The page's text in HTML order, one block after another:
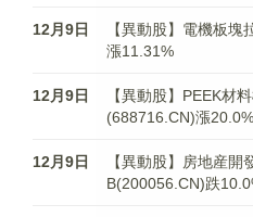
12月9日
【異動股】電機板
漲11.31%
12月9日
【異動股】PEEK材
(688716.CN)漲20.0%
12月9日
【異動股】房地産開
B(200056.CN)跌